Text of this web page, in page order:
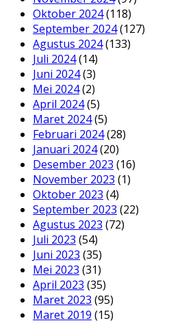
Oktober 2024(118)
September 2024(127)
Agustus 2024(133)
Juli 2024(14)
Juni 2024(3)
Mei 2024(2)
April 2024(5)
Maret 2024(5)
Februari 2024(28)
Januari 2024(20)
Desember 2023 (16)
November 2023 (1)
Oktober 2023 (4)
September 2023 (22)
Agustus 2023 (72)
Juli 2023 (54)
Juni 2023 (35)
Mei 2023 (31)
April 2023 (35)
Maret 2023 (95)
Maret 2019 (15)